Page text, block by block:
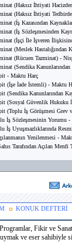
(Haksız İhtiyati
(Haksız İhtiyati
(İş Kazasından
(İş Sözleşmesinden
(İşçi İle İşveren
(Meslek Hastalığından
(Rücuen Tazminat) -
(Sendika
- Maktu Harç
(İşe İade İstemli) - Maktu
(Sendika Kanunlarından
(Sosyal Güvenlik Hukuku
(Toplu İş Görüşmesi Grev
İş Sözleşmesinin Yorumu -
İş Uyuşmazlıklarında
Yenilenmesi -
Tarafından Açılan
KONUK DEFTERİ
Fikir ve
ve eser sahibiyle